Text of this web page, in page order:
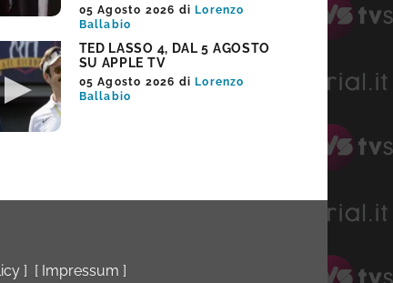
05 Agosto 2026 di Lorenzo
Ballabio
TED LASSO 4, DAL 5 AGOSTO
SU APPLE TV
05 Agosto 2026 di Lorenzo
Ballabio
] [ Impressum ]